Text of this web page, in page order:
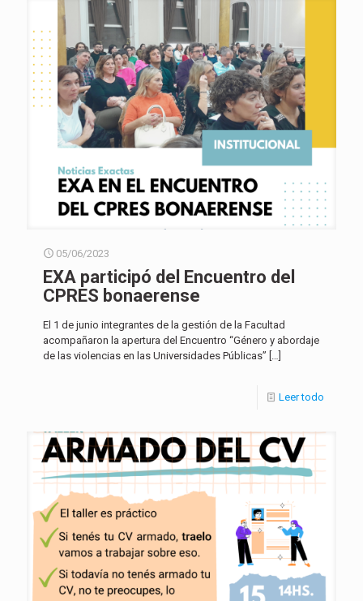
05/06/2023
EXA participó del Encuentro del
CPRES bonaerense
El 1 de junio integrantes de la gestión de la Facultad
acompañaron la apertura del Encuentro “Género y abordaje
de las violencias en las Universidades Públicas” […]
Leer todo